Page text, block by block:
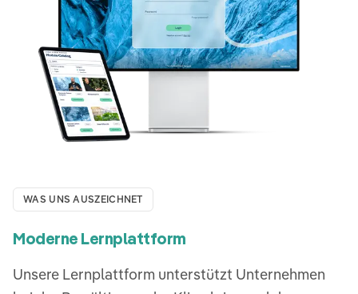
WAS UNS AUSZEICHNET
Moderne Lernplattform
Unsere Lernplattform unterstützt Unternehmen